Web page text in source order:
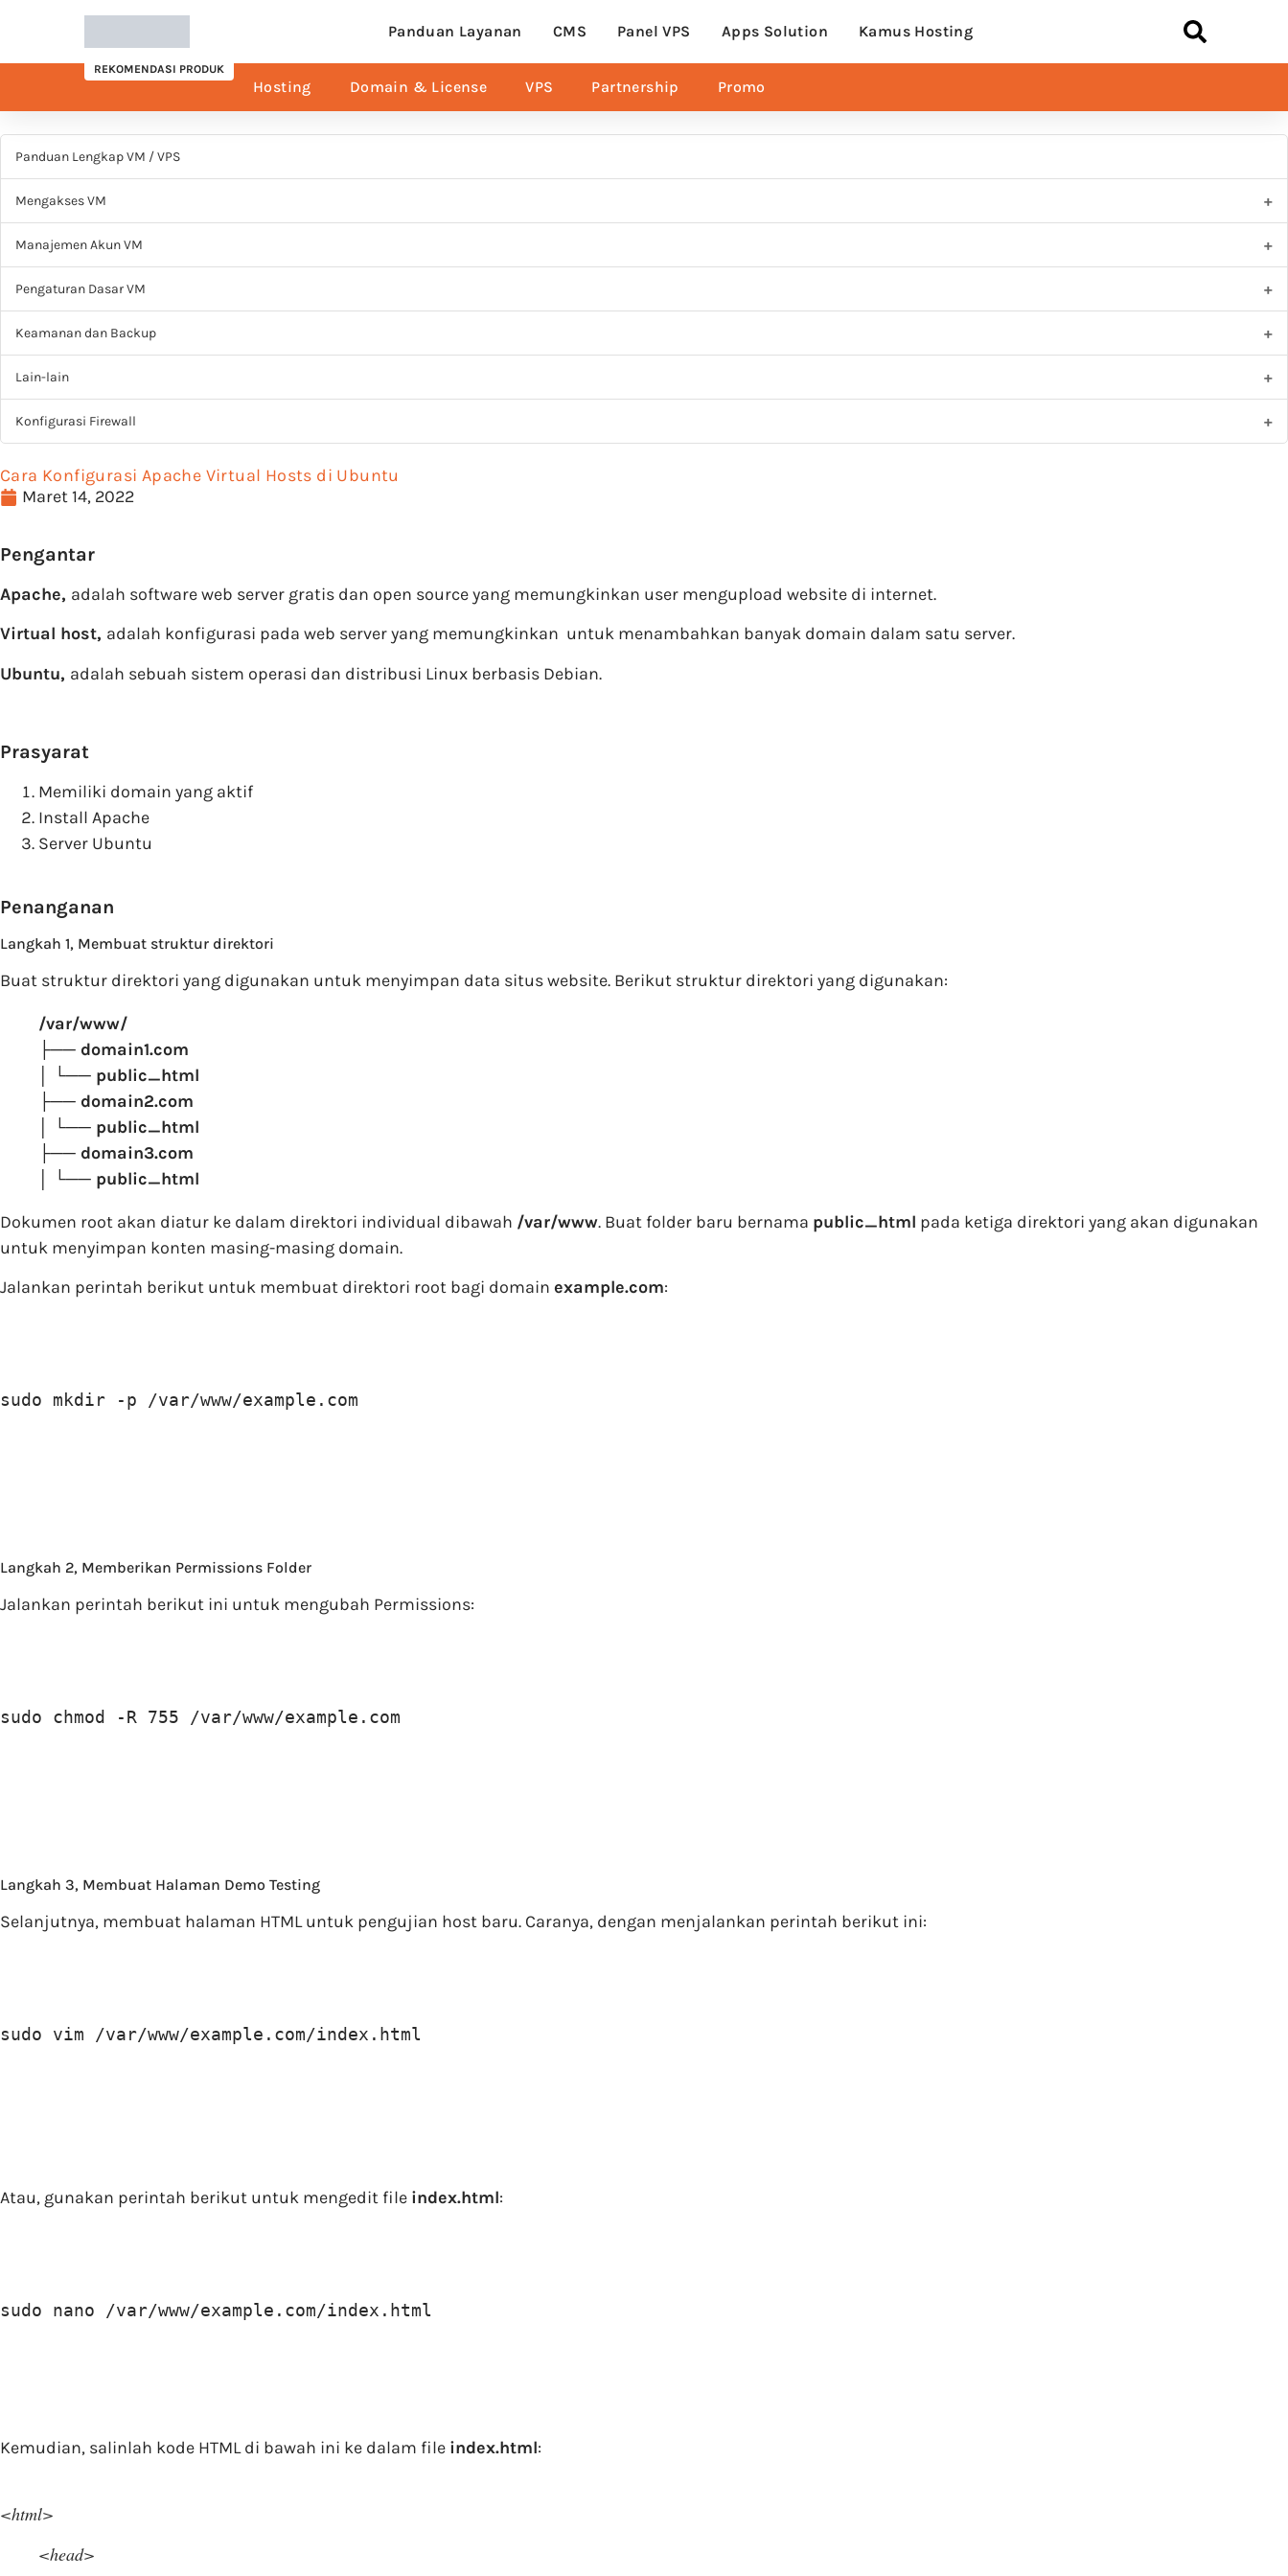
Panduan Layanan CMS Panel VPS Apps Solution Kamus Hosting
REKOMENDASI PRODUK
Hosting Domain & License VPS Partnership Promo
Panduan Lengkap VM / VPS
Mengakses VM
Manajemen Akun VM
Pengaturan Dasar VM
Keamanan dan Backup
Lain-lain
Konfigurasi Firewall
Cara Konfigurasi Apache Virtual Hosts di Ubuntu
Maret 14, 2022
Pengantar
Apache, adalah software web server gratis dan open source yang memungkinkan user mengupload website di internet.
Virtual host, adalah konfigurasi pada web server yang memungkinkan untuk menambahkan banyak domain dalam satu server.
Ubuntu, adalah sebuah sistem operasi dan distribusi Linux berbasis Debian.
Prasyarat
Memiliki domain yang aktif
Install Apache
Server Ubuntu
Penanganan
Langkah 1, Membuat struktur direktori
Buat struktur direktori yang digunakan untuk menyimpan data situs website. Berikut struktur direktori yang digunakan:
/var/www/
├── domain1.com
│ └── public_html
├── domain2.com
│ └── public_html
├── domain3.com
│ └── public_html
Dokumen root akan diatur ke dalam direktori individual dibawah /var/www. Buat folder baru bernama public_html pada ketiga direktori yang akan digunakan
untuk menyimpan konten masing-masing domain.
Jalankan perintah berikut untuk membuat direktori root bagi domain example.com:
sudo mkdir -p /var/www/example.com
Langkah 2, Memberikan Permissions Folder
Jalankan perintah berikut ini untuk mengubah Permissions:
Langkah 3, Membuat Halaman Demo Testing
Selanjutnya, membuat halaman HTML untuk pengujian host baru. Caranya, dengan menjalankan perintah berikut ini:
sudo vim /var/www/example.com/index.html
Atau, gunakan perintah berikut untuk mengedit file index.html:
sudo nano /var/www/example.com/index.html
Kemudian, salinlah kode HTML di bawah ini ke dalam file index.html:
<html>
<head>